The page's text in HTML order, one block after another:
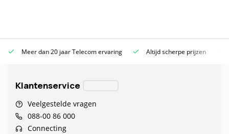
Meer dan 20 jaar Telecom ervaring Altijd scherpe prijzen
Klantenservice
Veelgestelde vragen
088-00 86 000
Connecting